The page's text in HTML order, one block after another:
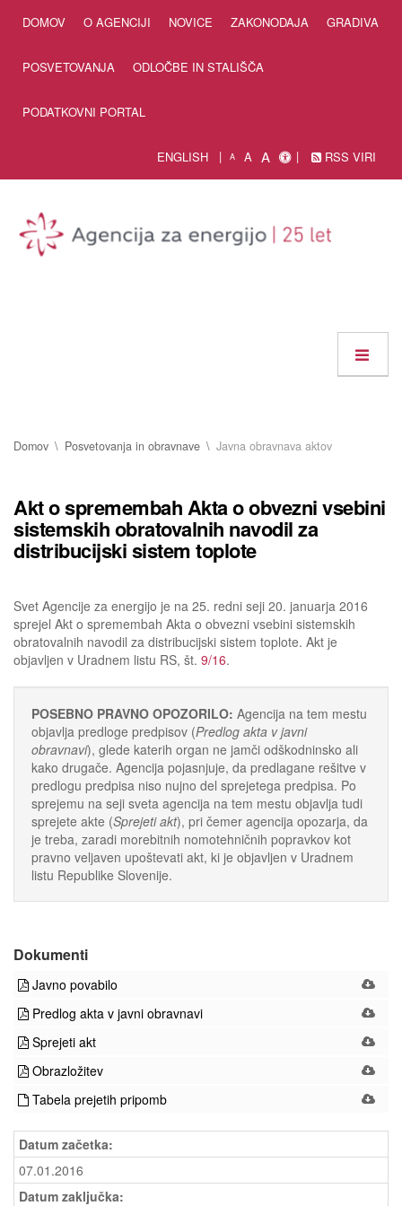
DOMOV O AGENCIJI NOVICE ZAKONODAJA GRADIVA
POSVETOVANJA ODLOČBE IN STALIŠČA
PODATKOVNI PORTAL
ENGLISH A A A RSS VIRI
Domov Posvetovanja in obravnave Javna obravnava aktov
Akt o spremembah Akta o obvezni vsebini
sistemskih obratovalnih navodil za
distribucijski sistem toplote
Svet Agencije za energijo je na 25. redni seji 20. januarja 2016
sprejel Akt o spremembah Akta o obvezni vsebini sistemskih
obratovalnih navodil za distribucijski sistem toplote. Akt je
objavljen v Uradnem listu RS, št. 9/16.
POSEBNO PRAVNO OPOZORILO: Agencija na tem mestu
objavlja predloge predpisov (Predlog akta v javni
obravnavi), glede katerih organ ne jamči odškodninsko ali
kako drugače. Agencija pojasnjuje, da predlagane rešitve v
predlogu predpisa niso nujno del sprejetega predpisa. Po
sprejemu na seji sveta agencija na tem mestu objavlja tudi
sprejete akte (Sprejeti akt), pri čemer agencija opozarja, da
je treba, zaradi morebitnih nomotehničnih popravkov kot
pravno veljaven upoštevati akt, ki je objavljen v Uradnem
listu Republike Slovenije.
Dokumenti
Javno povabilo
Predlog akta v javni obravnavi
Sprejeti akt
Obrazložitev
Tabela prejetih pripomb
Datum začetka:
07.01.2016
Datum zaključka: